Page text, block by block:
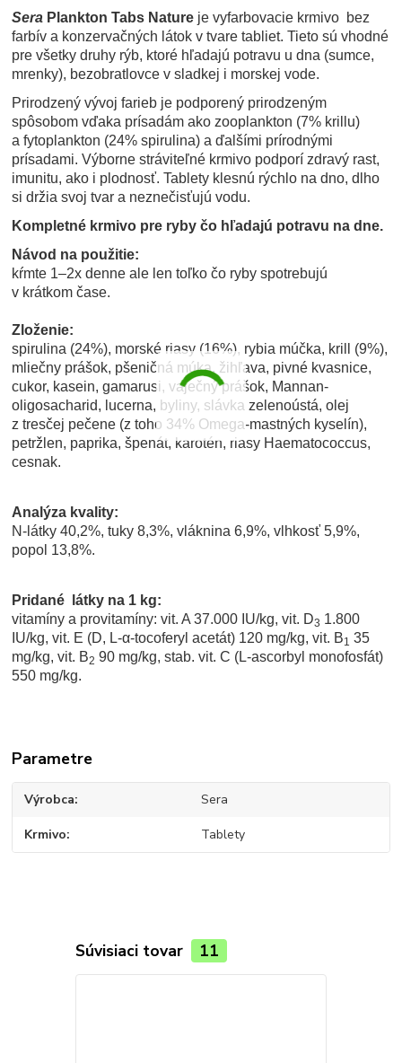
Sera Plankton Tabs Nature je vyfarbovacie krmivo bez
farbív a konzervačných látok v tvare tabliet. Tieto sú vhodné
pre všetky druhy rýb, ktoré hľadajú potravu u dna (sumce,
mrenky), bezobratlovce v sladkej i morskej vode.
Prirodzený vývoj farieb je podporený prirodzeným
spôsobom vďaka prísadám ako zooplankton (7% krillu)
a fytoplankton (24% spirulina) a ďalšími prírodnými
prísadami. Výborne stráviteľné krmivo podporí zdravý rast,
imunitu, ako i plodnosť. Tablety klesnú rýchlo na dno, dlho
si držia svoj tvar a neznečisťujú vodu.
Kompletné krmivo pre ryby čo hľadajú potravu na dne.
Návod na použitie:
kŕmte 1–2x denne ale len toľko čo ryby spotrebujú
v krátkom čase.
Zloženie:
spirulina (24%), morské riasy (16%), rybia múčka, krill (9%),
mliečny prášok, pšeničná múka, žihľava, pivné kvasnice,
cukor, kasein, gamarusi, vaječný prášok, Mannan-
oligosacharid, lucerna, byliny, slávka zelenoústá, olej
z tresčej pečene (z toho 34% Omega-mastných kyselín),
petržlen, paprika, špenát, karotén, riasy Haematococcus,
cesnak.
Analýza kvality:
N-látky 40,2%, tuky 8,3%, vláknina 6,9%, vlhkosť 5,9%,
popol 13,8%.
Pridané látky na 1 kg:
vitamíny a provitamíny: vit. A 37.000 IU/kg, vit. D3 1.800
IU/kg, vit. E (D, L-α-tocoferyl acetát) 120 mg/kg, vit. B1 35
mg/kg, vit. B2 90 mg/kg, stab. vit. C (L-ascorbyl monofosfát)
550 mg/kg.
Parametre
Výrobca Sera
Krmivo Tablety
Súvisiaci tovar 11